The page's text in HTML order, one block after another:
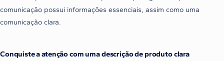
comunicação possui informações essenciais, assim como uma
comunicação clara.
Conquiste a atenção com uma descrição de produto clara